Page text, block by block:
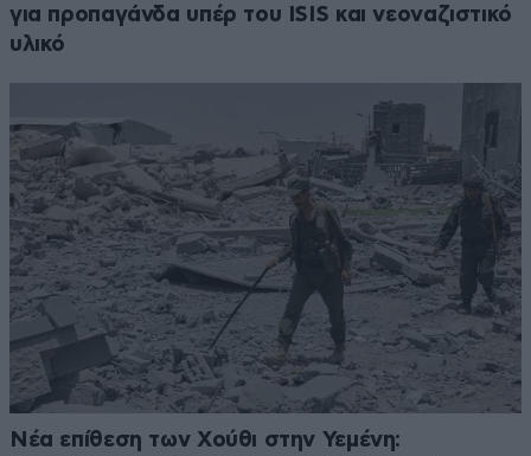
για προπαγάνδα υπέρ του ISIS και νεοναζιστικό
υλικό
Νέα επίθεση των Χούθι στην Υεμένη: